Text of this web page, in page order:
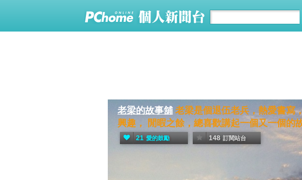
老梁的故事舖 老梁是個退伍老兵，熱愛書寫
興趣， 閒暇之餘，總喜歡講起一個又一個的
21 愛的鼓勵 148 訂閱站台